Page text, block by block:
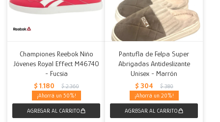
Championes Reebok Niño
Jóvenes Royal Effect M46740
- Fucsia
$ 1.180 $ 2.360
50
Pantufla de Felpa Super
Abrigadas Antideslizante
Unisex - Marrón
$ 304 $ 380
20